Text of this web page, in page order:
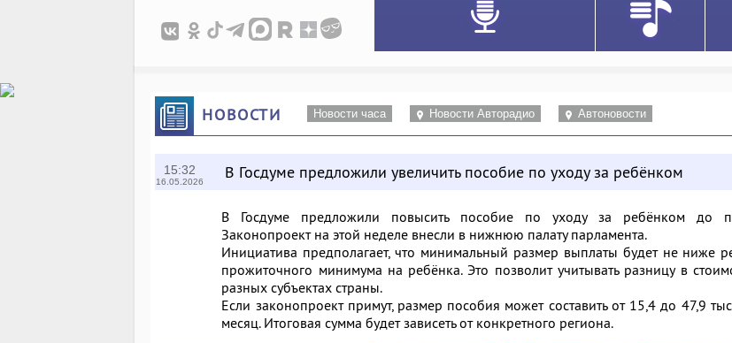
НОВОСТИ Новости часа Новости Авторадио Автоновости
15:32
16.05.2026 В Госдуме предложили увеличить пособие по уходу за ребёнком
В Госдуме предложили повысить пособие по уходу за ребёнком до
Законопроект на этой неделе внесли в нижнюю палату парламента.
Инициатива предполагает, что минимальный размер выплаты будет не ниже
прожиточного минимума на ребёнка. Это позволит учитывать разницу в
разных субъектах страны.
Если законопроект примут, размер пособия может составить от 15,4 до 47,9
месяц. Итоговая сумма будет зависеть от конкретного региона.